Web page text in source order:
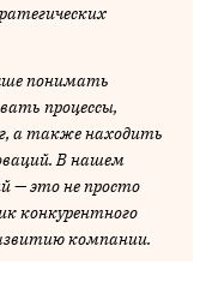
понимать
процессы,
а также находить
В нашем
— это не просто
конкурентного
компании.